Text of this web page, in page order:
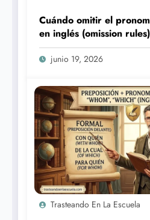
Cuándo omitir el
en inglés (omission rules)
junio 19, 2026
Trasteando En La Escuela